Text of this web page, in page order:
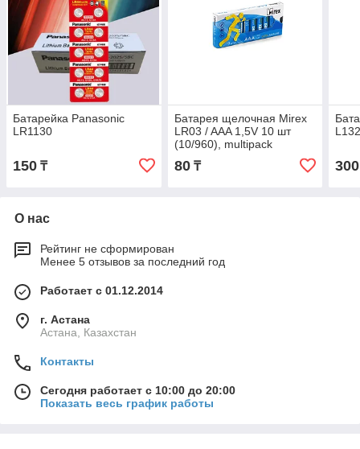
Батарейка Panasonic
LR1130
150 ₸
Батарея щелочная Mirex
LR03 / AAA 1,5V 10 шт
(10/960), multipack
80₸ 300
О нас
Рейтинг не сформирован
Менее 5 отзывов за последний год
Работает с 01.12.2014
г. Астана
Астана, Казахстан
Контакты
Сегодня работает с 10:00 до 20:00
Показать весь график работы